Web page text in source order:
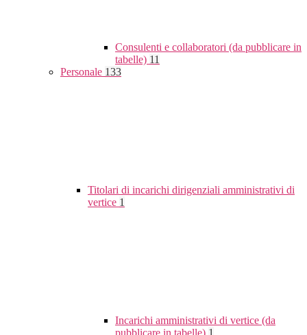
Consulenti e collaboratori (da pubblicare in
tabelle) 11
Personale 133
Titolari di incarichi dirigenziali amministrativi di
vertice 1
Incarichi amministrativi di vertice (da